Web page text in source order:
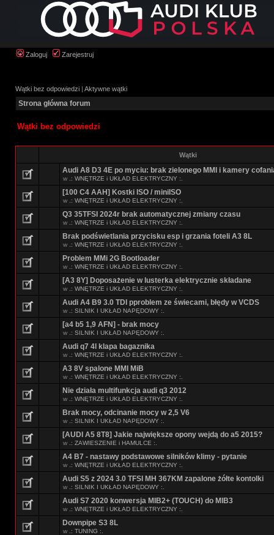
Zaloguj Zarejestruj
Wątki bez odpowiedzi | Aktywne wątki
Strona główna forum
Wątki bez odpowiedzi
Wątki
Audi A8 D3 4E po myciu: brak zielonego MMI i kamery
w .: WNĘTRZE i UKŁAD ELEKTRYCZNY :.
[100 C4 AAH] Kostki ISO / miniISO
w .: WNĘTRZE i UKŁAD ELEKTRYCZNY :.
Q3 35TFSI 2024r brak automatycznej zmiany czasu
w .: WNĘTRZE i UKŁAD ELEKTRYCZNY :.
Brak podświetlania przycisku esp i grzania foteli A3 8L
w .: WNĘTRZE i UKŁAD ELEKTRYCZNY :.
Problem MMi 2G Bootloader
w .: WNĘTRZE i UKŁAD ELEKTRYCZNY :.
[A3 8Y] Doposażenie w lusterka elektrycznie składane
w .: WNĘTRZE i UKŁAD ELEKTRYCZNY :.
Audi A4 B9 3.0 TDI pproblem ze świecami, błędy w VCDS
w .: SILNIK I UKŁAD NAPĘDOWY :.
[a4 b5 1,9 AFN] - brak mocy
w .: SILNIK I UKŁAD NAPĘDOWY :.
Audi q7 4l klapa bagaznika
w .: WNĘTRZE i UKŁAD ELEKTRYCZNY :.
A3 8V spalone MMI MiB
w .: WNĘTRZE i UKŁAD ELEKTRYCZNY :.
Nie działa multifunkcja audi q3 2012
w .: WNĘTRZE i UKŁAD ELEKTRYCZNY :.
Brak mocy, odcinanie mocy w 2,5 V6
w .: SILNIK I UKŁAD NAPĘDOWY :.
[AUDI A5 8T8] Jakie największe opony wejdą do a5 2015?
w .: ZAWIESZENIE i HAMULCE :.
A4 B7 - nastawy podstawowe silników klimy - pytanie
w .: WNĘTRZE i UKŁAD ELEKTRYCZNY :.
Audi S5 z 2024 3.0 TFSI MH 367KM zapalone żółte kontolki
w .: SILNIK I UKŁAD NAPĘDOWY :.
Audi S7 2020 konwersja MIB2+ (TOUCH) do MIB3
w .: WNĘTRZE i UKŁAD ELEKTRYCZNY :.
Downpipe S3 8L
w .: TUNING :.